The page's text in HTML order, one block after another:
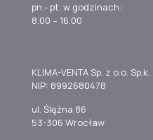
pn.- pt. w godzinach:
8.00 – 16.00
KLIMA-VENTA Sp. z o.o. Sp.k.
NIP: 8992680478
ul. Ślężna 86
53-306 Wrocław